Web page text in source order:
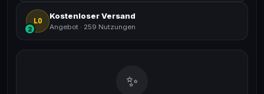
LO
2
Kostenloser Versand
Angebot · 259 Nutzungen
✨